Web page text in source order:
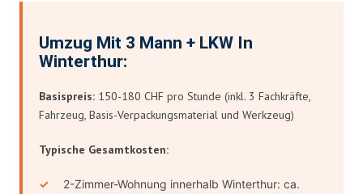
Umzug Mit 3 Mann + LKW In
Winterthur:
Basispreis: 150-180 CHF pro Stunde (inkl. 3 Fachkräfte,
Fahrzeug, Basis-Verpackungsmaterial und Werkzeug)
Typische Gesamtkosten:
2-Zimmer-Wohnung innerhalb Winterthur: ca.